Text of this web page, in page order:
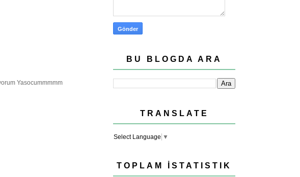
Yasocummmmm
BU BLOGDA ARA
TRANSLATE
Select Language ▼
TOPLAM İSTATISTIK